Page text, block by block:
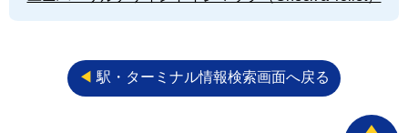
◀︎ 駅・ターミナル情報検索画面へ戻る